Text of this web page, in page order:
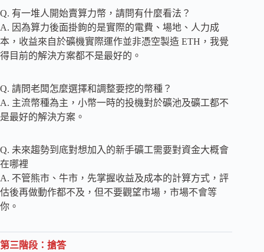
Q. 有一堆人開始賣算力幣，請問有什麼看法？
A. 因為算力後面掛鉤的是實際的電費、場地、人力成
本，收益來自於礦機實際運作並非憑空製造 ETH，我覺
得目前的解決方案都不是最好的。
Q. 請問老闆怎麼選擇和調整要挖的幣種？
A. 主流幣種為主，小幣一時的投機對於礦池及礦工都不
是最好的解決方案。
Q. 未來趨勢到底對想加入的新手礦工需要對資金大概會
在哪裡
A. 不管熊市、牛市，先掌握收益及成本的計算方式，評
估後再做動作都不及，但不要觀望市場，市場不會等
你。
第三階段：搶答